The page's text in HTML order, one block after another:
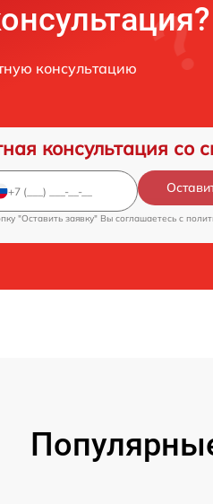
консультацию
консультация со
"Оставить заявку" Вы соглашаетесь c